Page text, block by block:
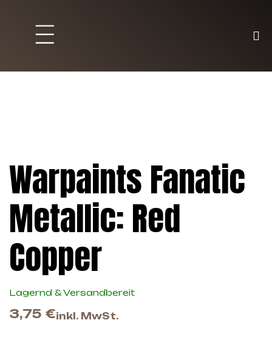
Warpaints Fanatic
Metallic: Red
Copper
Lagernd & Versandbereit
3,75 €inkl. MwSt.